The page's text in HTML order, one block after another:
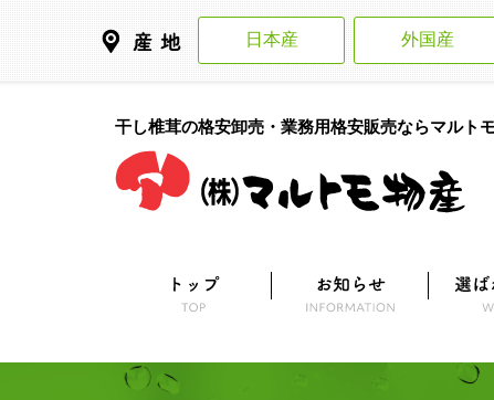
日本産 外国産
干し椎茸の格安卸売・業務用格安販売ならマルト